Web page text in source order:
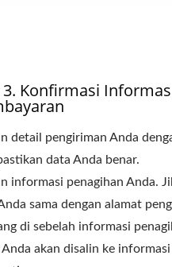
3. Konfirmasi
detail pengiriman Anda
data Anda benar.
informasi penagihan Anda.
sama dengan alamat
di sebelah informasi
akan disalin ke